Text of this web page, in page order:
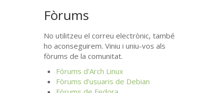
Fòrums
No utilitzeu el correu electrònic, també
ho aconseguirem. Viniu i uniu-vos als
fòrums de la comunitat.
Fòrums d’Arch Linux
Fòrums d’usuaris de Debian